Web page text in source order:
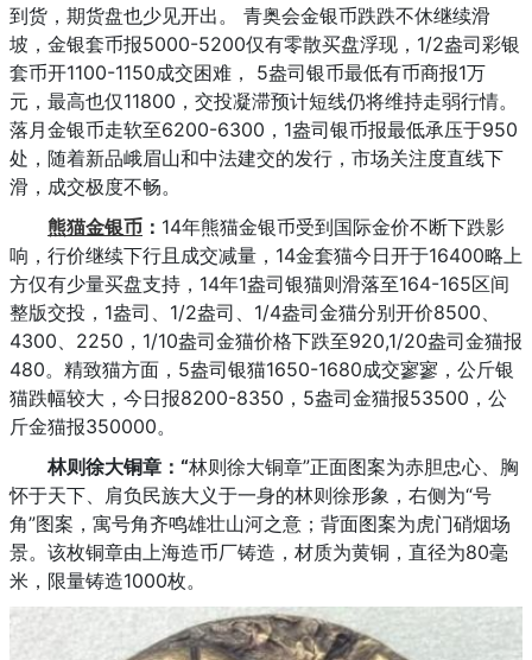
到货，期货盘也少见开出。 青奥会金银币跌跌不休继续滑
坡，金银套币报5000-5200仅有零散买盘浮现，1/2盎司彩银
套币开1100-1150成交困难， 5盎司银币最低有币商报1万
元，最高也仅11800，交投凝滞预计短线仍将维持走弱行情。
落月金银币走软至6200-6300，1盎司银币报最低承压于950
处，随着新品峨眉山和中法建交的发行，市场关注度直线下
滑，成交极度不畅。
熊猫金银币 ： 14年熊猫金银币受到国际金价不断下跌影
响，行价继续下行且成交减量，14金套猫今日开于16400略上
方仅有少量买盘支持，14年1盎司银猫则滑落至164-165区间
整版交投，1盎司、1/2盎司、1/4盎司金猫分别开价8500、
4300、2250，1/10盎司金猫价格下跌至920,1/20盎司金猫报
480。精致猫方面，5盎司银猫1650-1680成交寥寥，公斤银
猫跌幅较大，今日报8200-8350，5盎司金猫报53500，公
斤金猫报350000。
林则徐大铜章：“林则徐大铜章”正面图案为赤胆忠心、胸
怀于天下、肩负民族大义于一身的林则徐形象，右侧为“号
角”图案，寓号角齐鸣雄壮山河之意；背面图案为虎门硝烟场
景。该枚铜章由上海造币厂铸造，材质为黄铜，直径为80毫
米，限量铸造1000枚。